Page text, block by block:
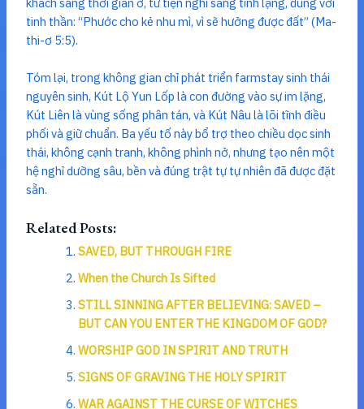
tinh thần: “Phước cho kẻ nhu mì, vì sẽ hưởng được đất” (Ma-
thi-ơ 5:5).
Tóm lại, trong không gian chỉ phát triển farmstay sinh thái
nguyên sinh, Kút Lộ Yun Lốp là con đường vào sự im lặng,
Kút Liên là vùng sống phân tán, và Kút Nâu là lõi tĩnh điều
phối và giữ chuẩn. Ba yếu tố này bổ trợ theo chiều dọc sinh
thái, không cạnh tranh, không phình nở, nhưng tạo nên một
hệ nghỉ dưỡng sâu, bền và đúng trật tự tự nhiên đã được đặt
sẵn.
Related Posts:
SAVED, BUT THROUGH FIRE
When the Church Is Sifted
STILL SINNING AFTER BELIEVING: SAVED –
BUT CAN YOU ENTER THE KINGDOM OF GOD?
WORSHIP GOD IN SPIRIT AND TRUTH
SIGNS OF GRAVING THE HOLY SPIRIT
WAR AGAINST THE CURSE OF WITCHES